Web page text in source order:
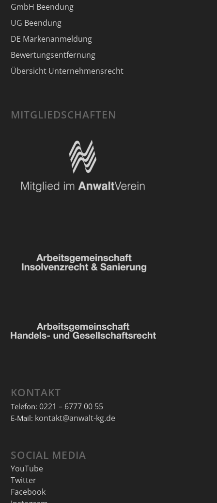
GmbH Beendung
UG Beendung
DE Markenanmeldung
Bewertungsentfernung
Übersicht Unternehmensrecht
MITGLIEDSCHAFTEN
KONTAKT
Telefon: 0221 – 6777 00 55
E-Mail: kontakt@anwalt-kg.de
SOCIAL MEDIA
YouTube
Twitter
Facebook